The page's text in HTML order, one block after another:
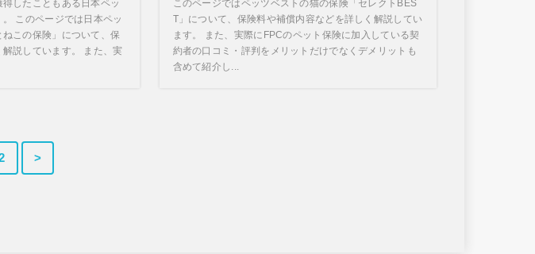
したこともある日本ペッ
このページでは日本ペッ
ねこの保険」について、保
説しています。 また、実
このページではペッツベストの猫の保険「セレクトBES
T」について、保険料や補償内容などを詳しく解説してい
ます。 また、実際にFPCのペット保険に加入している契
約者の口コミ・評判をメリットだけでなくデメリットも
含めて紹介し...
>